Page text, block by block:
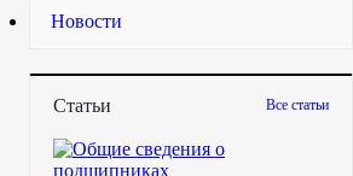
Новости
Статьи Все статьи